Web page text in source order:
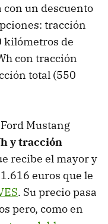
un descuento
tracción
kilómetros de
con tracción
total (550
Mustang
y tracción
recibe el mayor y
euros que le
. Su precio pasa
pero, como en